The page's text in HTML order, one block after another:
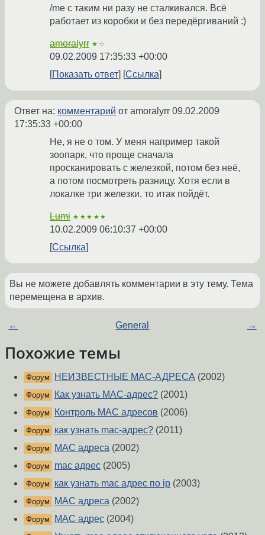
/me с таким ни разу не сталкивался. Всё
работает из коробки и без передёргиваний :)
amoralyrr ★☆
09.02.2009 17:35:33 +00:00
Показать ответ
Ссылка
Ответ на: комментарий от amoralyrr 09.02.2009
17:35:33 +00:00
Не, я не о том. У меня например такой
зоопарк, что проще сначала
просканировать с железкой, потом без неё,
а потом посмотреть разницу. Хотя если в
локалке три железки, то итак пойдёт.
Lumi ★★★★★
10.02.2009 06:10:37 +00:00
Ссылка
Вы не можете добавлять комментарии в эту тему. Тема
перемещена в архив.
← General →
Похожие темы
Форум НЕИЗВЕСТНЫЕ MAC-АДРЕСА (2002)
Форум Как узнать MAC-адрес? (2001)
Форум Контроль MAC адресов (2006)
Форум как узнать mac-адрес? (2011)
Форум MAC адреса (2002)
Форум mac адрес (2005)
Форум как узнать mac адрес по ip (2003)
Форум MAC адреса (2002)
Форум MAC адрес (2004)